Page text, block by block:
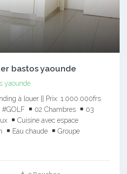
bastos yaounde
yaounde
à louer || Prix: 1.000.000frs
#GOLF
02 Chambres
03
Cuisine avec espace
Eau chaude
Groupe